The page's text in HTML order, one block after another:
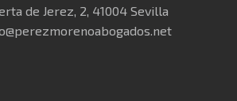
de Jerez, 2, 41004 Sevilla